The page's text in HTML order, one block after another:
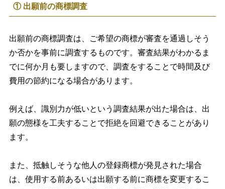
① 出願前の商標調査
出願前の商標調査は、ご希望の商標が審査を通過しそう
か否かを事前に調査するものです。審査結果がわかるま
でに何か月も要しますので、調査をすることで時間及び
費用の節約になる場合があります。
例えば、識別力が低いという調査結果が出た場合は、出
願の態様を工夫することで拒絶を回避できることがあり
ます。
また、抵触しそうな他人の登録商標が発見された場合
は、使用する前あるいは出願する前に商標を変更するこ